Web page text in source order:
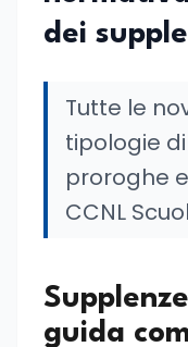
dei
Tutte le
tipologie
proroghe
CCNL
guida